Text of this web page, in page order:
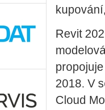
Revit
2018. V
Cloud